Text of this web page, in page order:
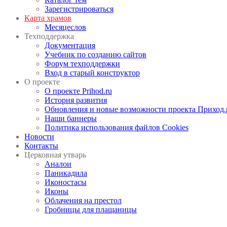
Зарегистрироваться
Карта храмов
Месяцеслов
Техподдержка
Документация
Учебник по созданию сайтов
Форум техподдержки
Вход в старый конструктор
О проекте
О проекте Prihod.ru
История развития
Обновления и новые возможности проекта
Наши баннеры
Политика использования файлов Cookies
Новости
Контакты
Церковная утварь
Аналои
Паникадила
Иконостасы
Иконы
Облачения на престол
Гробницы для плащаницы